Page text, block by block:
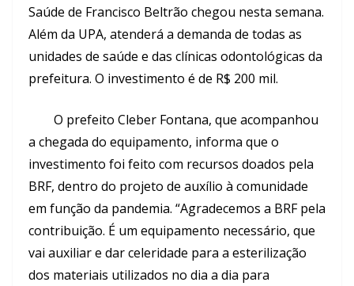
Saúde de Francisco Beltrão chegou nesta semana.
Além da UPA, atenderá a demanda de todas as
unidades de saúde e das clínicas odontológicas da
prefeitura. O investimento é de R$ 200 mil.
O prefeito Cleber Fontana, que acompanhou
a chegada do equipamento, informa que o
investimento foi feito com recursos doados pela
BRF, dentro do projeto de auxílio à comunidade
em função da pandemia. “Agradecemos a BRF pela
contribuição. É um equipamento necessário, que
vai auxiliar e dar celeridade para a esterilização
dos materiais utilizados no dia a dia para